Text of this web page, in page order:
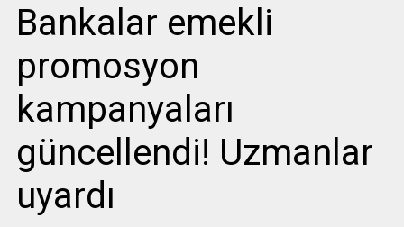
Bankalar emekli
promosyon
kampanyaları
güncellendi! Uzmanlar
uyardı